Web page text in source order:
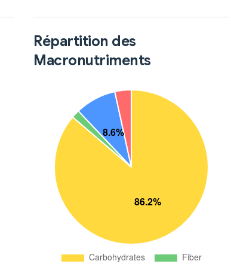
Répartition des
Macronutriments